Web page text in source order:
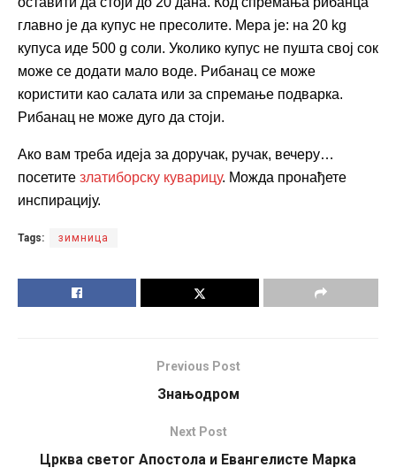
главно је да купус не пресолите. Мера је: на 20 kg
купуса иде 500 g соли. Уколико купус не пушта свој сок
може се додати мало воде. Рибанац се може
користити као салата или за спремање подварка.
Рибанац не може дуго да стоји.
Ако вам треба идеја за доручак, ручак, вечеру…
посетите златиборску куварицу. Можда пронађете
инспирацију.
Tags: зимница
Previous Post
Знањодром
Next Post
Црква светог Апостола и Евангелисте Марка